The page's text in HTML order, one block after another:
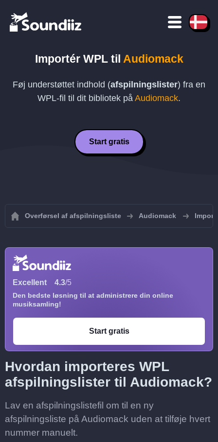
Importér WPLtil Audiomack
Føj understøttet indhold (afspilningslister) fra en
WPL-fil til dit bibliotek på Audiomack.
Start gratis
Overførsel af afspilningsliste Audiomack
Excellent 4.3/5
Den bedste løsning til at administrere din online
musiksamling!
Start gratis
Hvordan importeres WPL
afspilningslister til Audiomack?
Lav en afspilningslistefil om til en ny
afspilningsliste på Audiomack uden at tilføje hvert
nummer manuelt.